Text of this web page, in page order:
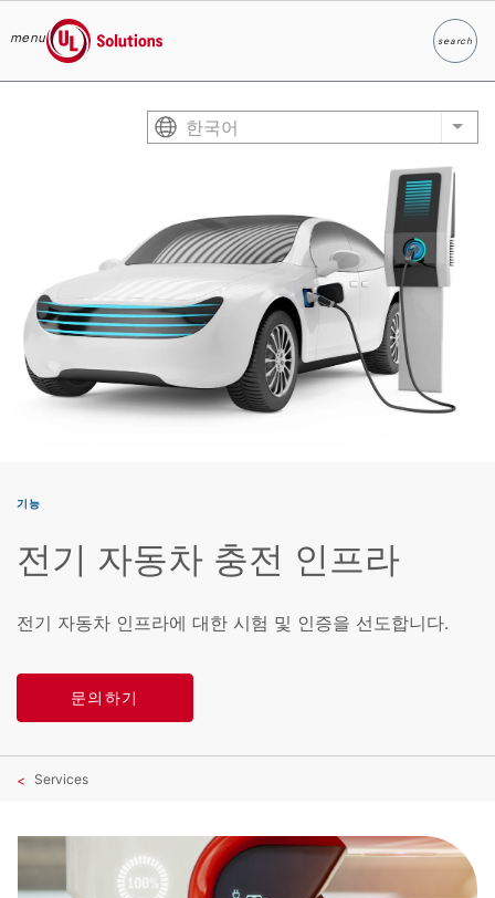
menu
UL Solutions
search
찾다
한국어 List
기능
전기 자동차 충전 인프라
전기 자동차 인프라에 대한 시험 및 인증을 선도합니다.
문의하기
Services